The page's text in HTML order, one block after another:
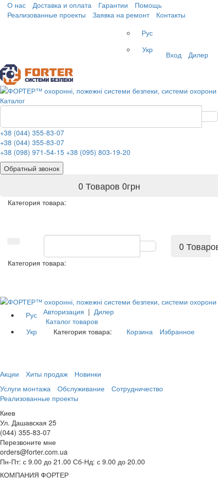
О нас Доставка и оплата Гарантии
Помощь
Реализованные проекты
Заявка на ремонт
Контакты
Рус
Укр
Вход Дилер
Каталог
+38 (044) 355-83-07
+38 (044) 355-83-07
+38 (098) 971-54-15 +38 (095) 803-19-20
Обратный звонок
0 Товаров 0грн
Категория товара:
0
Категория товара:
Рус
Укр
Авторизация | Дилер
Каталог товаров
Категория товара:
Корзина Избранное
Акции Хиты продаж
Новинки
Услуги монтажа
Обслуживание
Сотрудничество
Реализованные проекты
Киев
Ул. Дашавская 25
(044) 355-83-07
Перезвоните мне
orders@forter.com.ua
Пн-Пт: с 9.00 до 21.00 Сб-Нд: с 9.00 до 20.00
КОМПАНИЯ ФОРТЕР